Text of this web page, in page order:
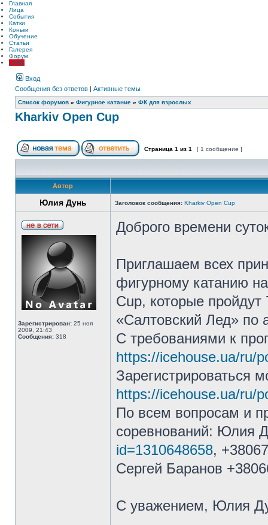
Главная
Лица
События
Катки
Коньки
Обучение
Статьи
Галерея
Форум
LIVE!
Вход
Сообщения без ответов | Активные темы
Список форумов » Фигурное катание » ФК для взрослых
Kharkiv Open Cup
Страница 1 из 1 [ 1 сообщение ]
Автор
Юлия Дунь Заголовок сообщения: Kharkiv Open Cup
Зарегистрирован: 25 ноя
2009, 21:43
Сообщения: 318
Доброго времени
Приглашаем всех
фигурному катанию
Cup, которые
«Салтовский Лед» по
С требованиями к
https://icehouse.ua/ru/
Зарегистрироваться
https://icehouse.ua/ru/
По всем вопросам и
соревнований: Юлия
id=1310648658,
Сергей Баранов
С уважением, Юлия